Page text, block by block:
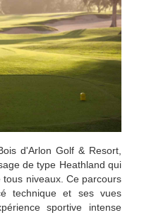
d'Arlon Golf & Resort,
de type Heathland qui
niveaux. Ce parcours
technique et ses vues
sportive intense